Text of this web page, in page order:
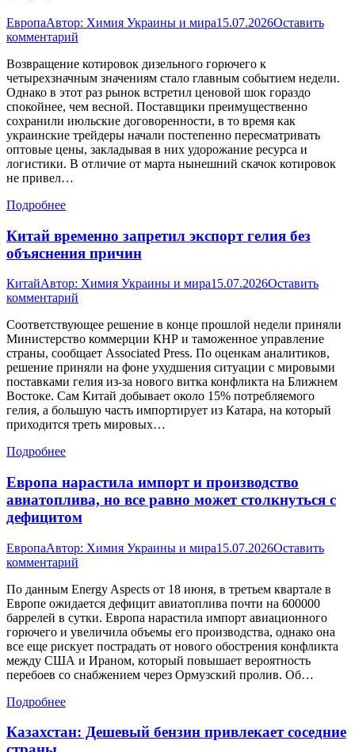
ЕвропаАвтор: Химия Украины и мира15.07.2026Оставить
комментарий
Возвращение котировок дизельного горючего к
четырехзначным значениям стало главным событием недели.
Однако в этот раз рынок встретил ценовой шок гораздо
спокойнее, чем весной. Поставщики преимущественно
сохранили июльские договоренности, в то время как
украинские трейдеры начали постепенно пересматривать
оптовые цены, закладывая в них удорожание ресурса и
логистики. В отличие от марта нынешний скачок котировок
не привел…
Подробнее
Китай временно запретил экспорт гелия без
объяснения причин
КитайАвтор: Химия Украины и мира15.07.2026Оставить
комментарий
Соответствующее решение в конце прошлой недели приняли
Министерство коммерции КНР и таможенное управление
страны, сообщает Associated Press. По оценкам аналитиков,
решение приняли на фоне ухудшения ситуации с мировыми
поставками гелия из-за нового витка конфликта на Ближнем
Востоке. Сам Китай добывает около 15% потребляемого
гелия, а большую часть импортирует из Катара, на который
приходится треть мировых…
Подробнее
Европа нарастила импорт и производство
авиатоплива, но все равно может столкнуться с
дефицитом
ЕвропаАвтор: Химия Украины и мира15.07.2026Оставить
комментарий
По данным Energy Aspects от 18 июня, в третьем квартале в
Европе ожидается дефицит авиатоплива почти на 600000
баррелей в сутки. Европа нарастила импорт авиационного
горючего и увеличила объемы его производства, однако она
все еще рискует пострадать от нового обострения конфликта
между США и Ираном, который повышает вероятность
перебоев со снабжением через Ормузский пролив. Об…
Подробнее
Казахстан: Дешевый бензин привлекает соседние